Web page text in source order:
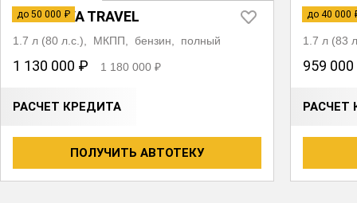
до 50 000 ₽
LADA NIVA TRAVEL
1.7 л (80 л.с.), МКПП, бензин, полный
1 130 000 ₽ 1 180 000 ₽
РАСЧЕТ КРЕДИТА
ПОЛУЧИТЬ АВТОТЕКУ
до 40 000
LADA
1.7 л (83
959
РАСЧЕТ